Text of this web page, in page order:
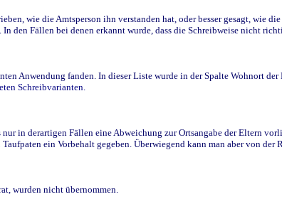
wie die Amtsperson ihn verstanden hat, oder besser gesagt, wie
den Fällen bei denen erkannt wurde, dass die Schreibweise nicht
Anwendung fanden. In dieser Liste wurde in der Spalte Wohnort der
Schreibvarianten.
in derartigen Fällen eine Abweichung zur Ortsangabe der Eltern
ein Vorbehalt gegeben. Überwiegend kann man aber von der
wurden nicht übernommen.